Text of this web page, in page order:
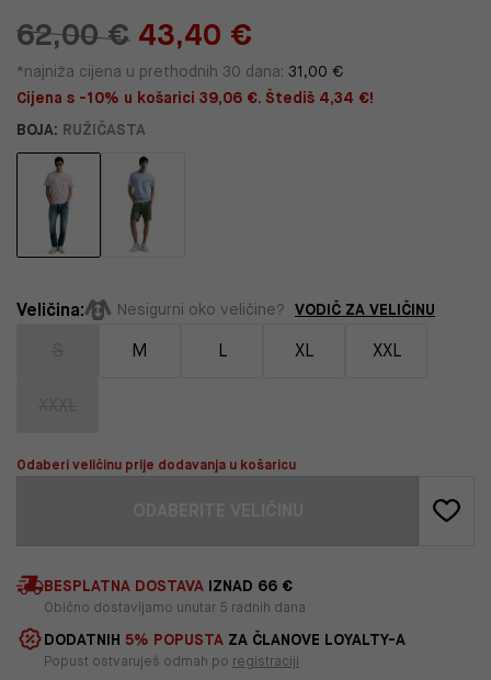
62,00 € 43,40 €
*najniža cijena u prethodnih 30 dana: 31,00 €
Cijena s -10% u košarici 39,06 €. Štediš 4,34 €!
BOJA: RUŽIČASTA
Veličina: Nesigurni oko veličine? VODIČ ZA VELIČINU
M L XL XXL
Odaberi veličinu prije dodavanja u košaricu
BESPLATNA DOSTAVA IZNAD 66 €
Obično dostavljamo unutar 5 radnih dana
DODATNIH 5% POPUSTA ZA ČLANOVE LOYALTY-A
Popust ostvaruješ odmah po registraciji